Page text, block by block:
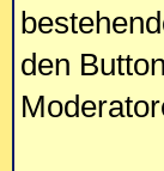
den